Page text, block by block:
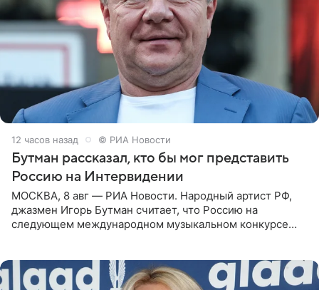
12 часов назад © РИА Новости
Бутман рассказал, кто бы мог представить
Россию на Интервидении
МОСКВА, 8 авг — РИА Новости. Народный артист РФ,
джазмен Игорь Бутман считает, что Россию на
следующем международном музыкальном конкурсе